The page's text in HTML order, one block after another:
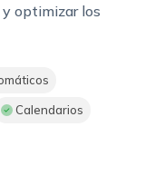
optimizar los
Calendarios